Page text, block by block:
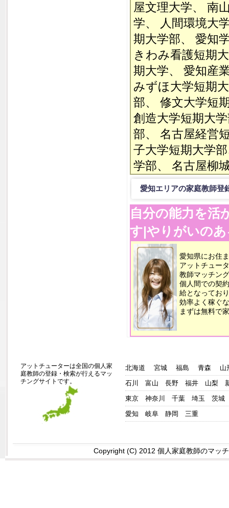
屋文理大学、 南
学、 人間環境大
期大学部、 愛知
きわみ看護短期
期大学、 愛知産
みずほ大学短期
部、 修文大学短
創造大学短期大
部、 名古屋経営
子大学短期大学
学部、 名古屋柳
愛知エリアの家庭教師登
自分の能力を活
す|やりがいの
愛知県にお住
アットチュー
教師マッチン
個人間での契
給となってお
効率よく稼ぐ
まずは無料で
アットチューターは全国の個人家
庭教師の登録・検索が行えるマッ
チングサイトです。
北海道 宮城 福島 青森
山
石川
富山 長野 福井 山梨
東京
神奈川 千葉 埼玉
茨城
愛知
岐阜 静岡 三重
Copyright (C) 2012 個人家庭教師のマッ